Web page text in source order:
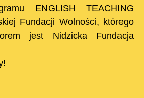
ENGLISH TEACHING
Fundacji Wolności, którego
jest Nidzicka Fundacja